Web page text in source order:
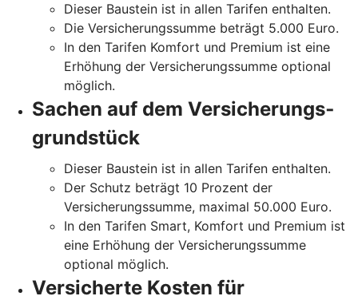
Dieser Baustein ist in allen Tarifen enthalten.
Die Versicherungssumme beträgt 5.000 Euro.
In den Tarifen Komfort und Premium ist eine
Erhöhung der Versicherungssumme optional
möglich.
Sachen auf dem Versicherungs­
grundstück
Dieser Baustein ist in allen Tarifen enthalten.
Der Schutz beträgt 10 Prozent der
Versicherungssumme, maximal 50.000 Euro.
In den Tarifen Smart, Komfort und Premium ist
eine Erhöhung der Versicherungssumme
optional möglich.
Versicherte Kosten für